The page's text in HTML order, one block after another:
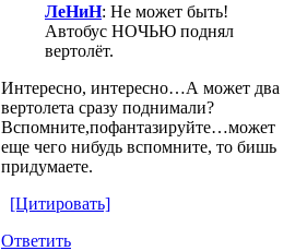
ЛеНиН: Не может быть!
Автобус НОЧЬЮ поднял
вертолёт.
Интересно, интересно…А может два
вертолета сразу поднимали?
Вспомните,пофантазируйте…может
еще чего нибудь вспомните, то бишь
придумаете.
[Цитировать]
Ответить